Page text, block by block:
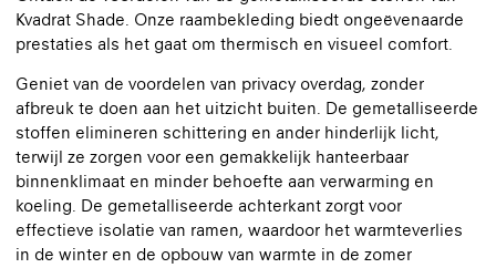
Kvadrat Shade. Onze raambekleding biedt ongeëvenaarde
prestaties als het gaat om thermisch en visueel comfort.
Geniet van de voordelen van privacy overdag, zonder
afbreuk te doen aan het uitzicht buiten. De gemetalliseerde
stoffen elimineren schittering en ander hinderlijk licht,
terwijl ze zorgen voor een gemakkelijk hanteerbaar
binnenklimaat en minder behoefte aan verwarming en
koeling. De gemetalliseerde achterkant zorgt voor
effectieve isolatie van ramen, waardoor het warmteverlies
in de winter en de opbouw van warmte in de zomer